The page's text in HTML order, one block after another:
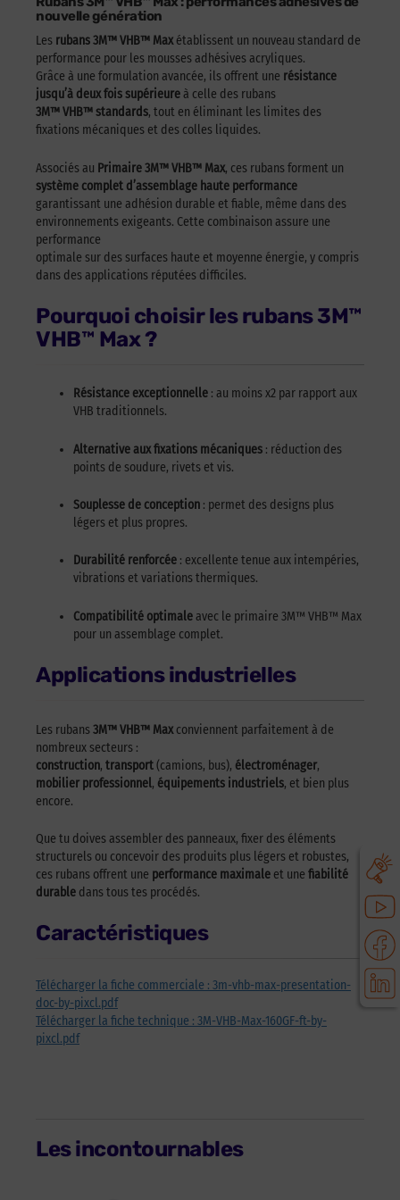
nouvelle génération
Les rubans 3M™ VHB™ Maxétablissent un nouveau standard de
performance pour les mousses adhésives acryliques.
Grâce à une formulation avancée, ils offrent une résistance
jusqu’à deux fois supérieureà celle des rubans
3M™ VHB™ standards, tout en éliminant les limites des
fixations mécaniques et des colles liquides.
Associés au Primaire 3M™ VHB™ Max, ces rubans forment un
système complet d’assemblage haute performance
garantissant une adhésion durable et fiable, même dans des
environnements exigeants. Cette combinaison assure une
performance
optimale sur des surfaces haute et moyenne énergie, y compris
dans des applications réputées difficiles.
Pourquoi choisir les rubans 3M™
VHB™ Max ?
Résistance exceptionnelle : au moins x2 par rapport aux
VHB traditionnels.
Alternative aux fixations mécaniques : réduction des
points de soudure, rivets et vis.
Souplesse de conception : permet des designs plus
légers et plus propres.
Durabilité renforcée : excellente tenue aux intempéries,
vibrations et variations thermiques.
Compatibilité optimaleavec le primaire 3M™ VHB™ Max
pour un assemblage complet.
Applications industrielles
Les rubans3M™ VHB™ Maxconviennent parfaitement à de
nombreux secteurs :
construction, transport(camions, bus), électroménager,
mobilier professionnel, équipements industriels, et bien plus
encore.
Que tu doives assembler des panneaux, fixer des éléments
structurels ou concevoir des produits plus légers et robustes,
ces rubans offrent une performance maximale et une fiabilité
durable dans tous tes procédés.
Caractéristiques
Télécharger la fiche commerciale : 3m-vhb-max-presentation-
doc-by-pixcl.pdf
Télécharger la fiche technique : 3M-VHB-Max-160GF-ft-by-
pixcl.pdf
Les incontournables